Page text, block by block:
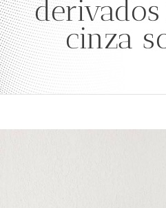
cinza